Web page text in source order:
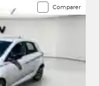
Comparer